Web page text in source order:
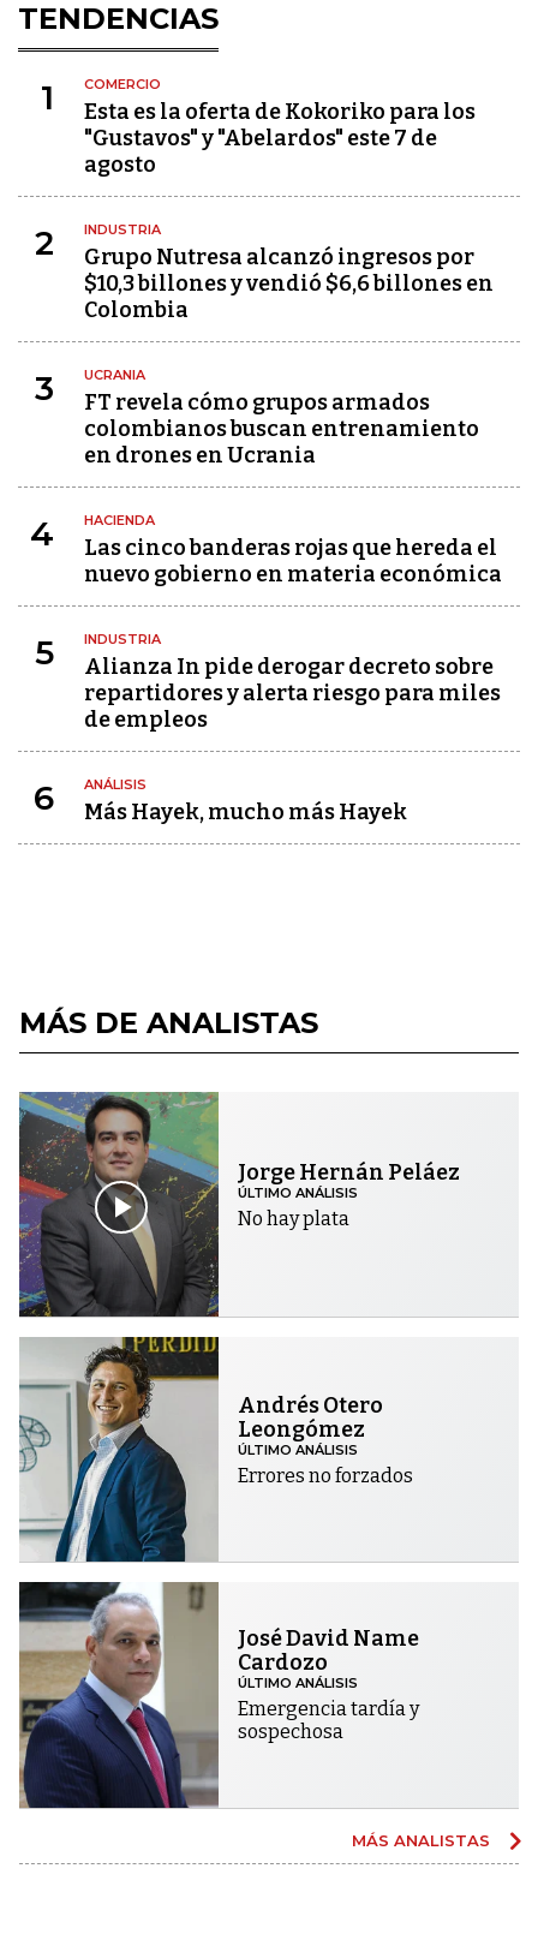
TENDENCIAS
1 COMERCIO
Esta es la oferta de Kokoriko para los
"Gustavos" y "Abelardos" este 7 de
agosto
2 INDUSTRIA
Grupo Nutresa alcanzó ingresos por
$10,3 billones y vendió $6,6 billones en
Colombia
3 UCRANIA
FT revela cómo grupos armados
colombianos buscan entrenamiento
en drones en Ucrania
4 HACIENDA
Las cinco banderas rojas que hereda el
nuevo gobierno en materia económica
5 INDUSTRIA
Alianza In pide derogar decreto sobre
repartidores y alerta riesgo para miles
de empleos
6 ANÁLISIS
Más Hayek, mucho más Hayek
MÁS DE ANALISTAS
Jorge Hernán Peláez
ÚLTIMO ANÁLISIS
No hay plata
Andrés Otero
Leongómez
ÚLTIMO ANÁLISIS
Errores no forzados
José David Name
Cardozo
ÚLTIMO ANÁLISIS
Emergencia tardía y
sospechosa
MÁS ANALISTAS